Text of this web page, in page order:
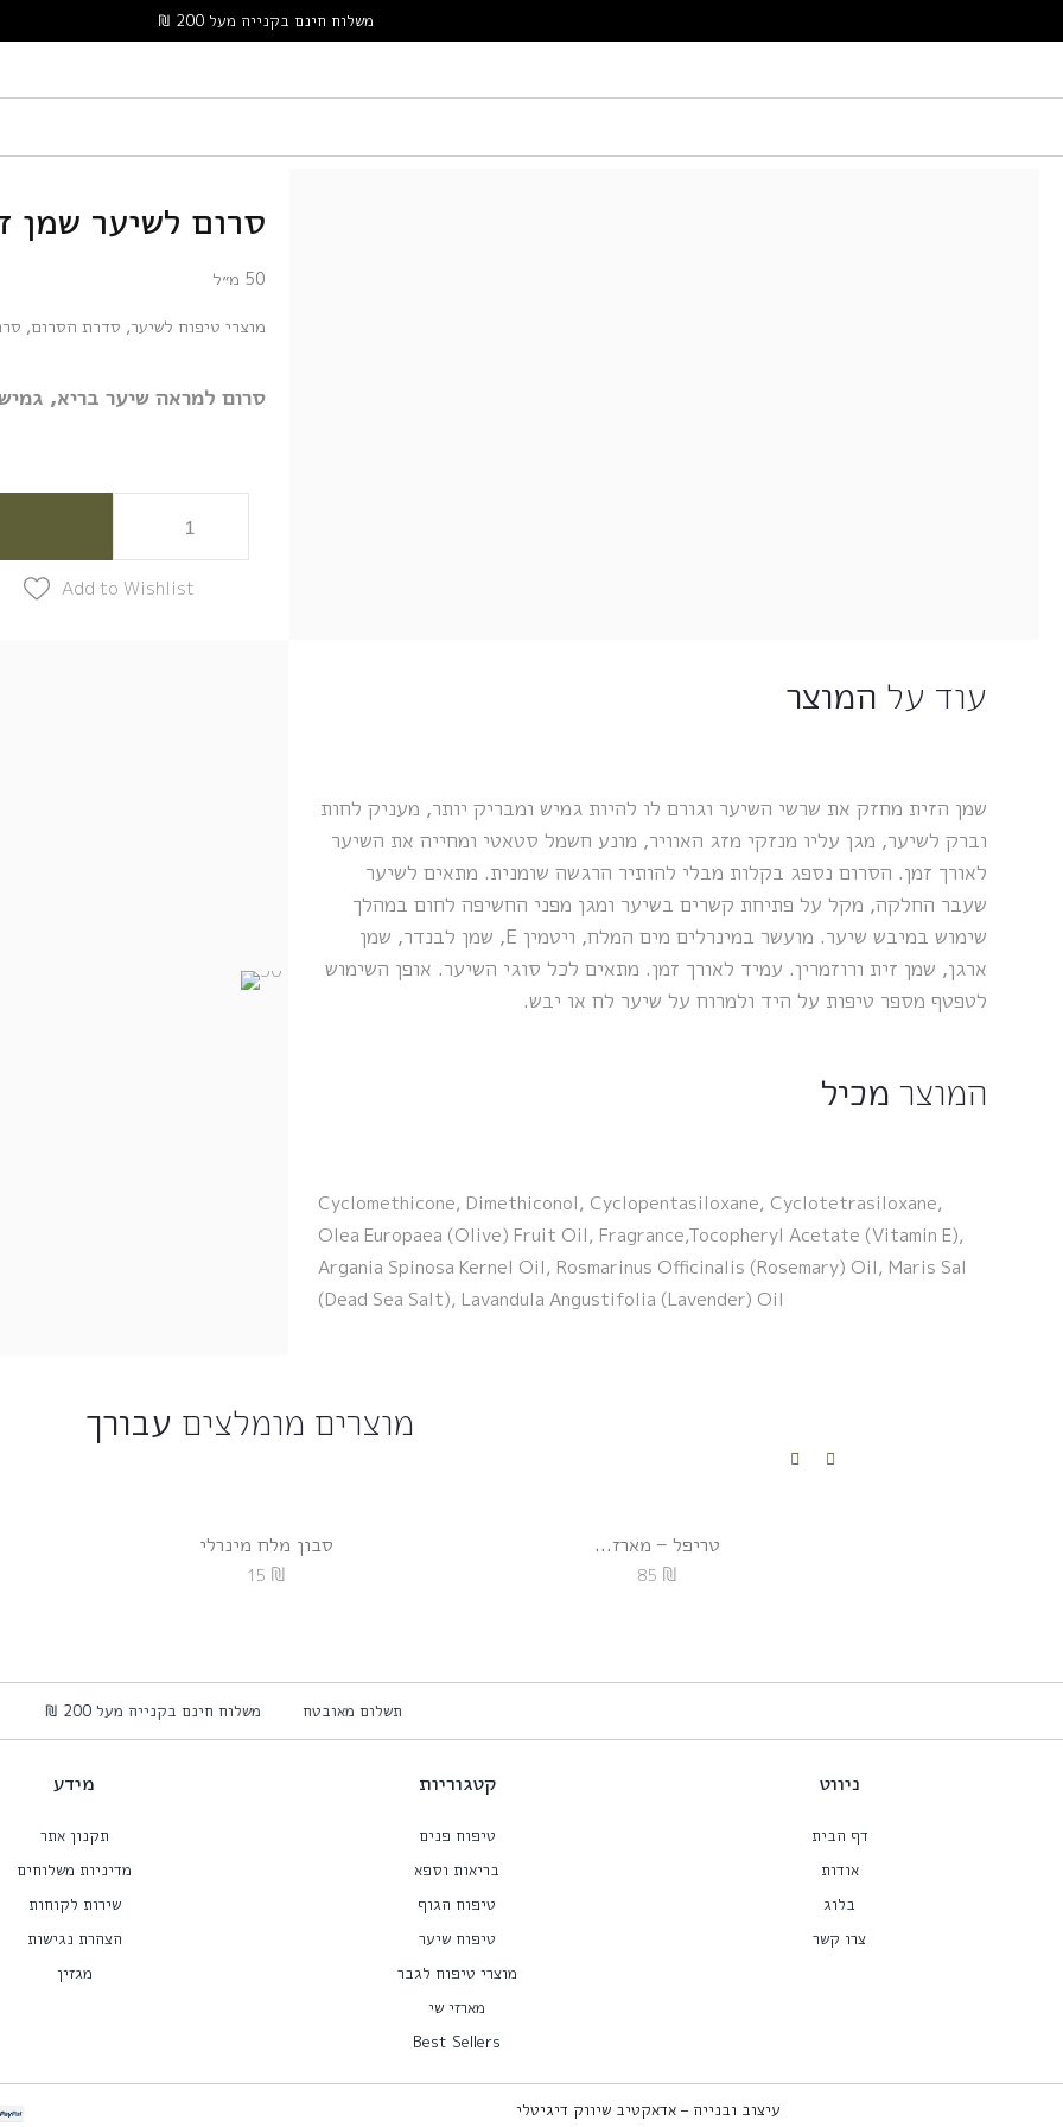
משלוח חינם בקנייה מעל 200 ₪
סרום לשיער שמן
50 מ״ל
מוצרי טיפוח לשיער, סדרת הסרום,
סרום למראה שיער בריא,
Add to Wishlist
עוד על המוצר
שמן הזית מחזק את שרשי השיער וגורם לו להיות גמיש ומבריק יותר, מעניק לחות
וברק לשיער, מגן עליו מנזקי מזג האוויר, מונע חשמל סטאטי ומחייה את השיער
לאורך זמן. הסרום נספג בקלות מבלי להותיר הרגשה שומנית. מתאים לשיער
שעבר החלקה, מקל על פתיחת קשרים בשיער ומגן מפני החשיפה לחום במהלך
שימוש במיבש שיער. מועשר במינרלים מים המלח, ויטמין E, שמן לבנדר, שמן
ארגן, שמן זית ורוזמרין. עמיד לאורך זמן. מתאים לכל סוגי השיער. אופן השימוש
לטפטף מספר טיפות על היד ולמרוח על שיער לח או יבש.
המוצר מכיל
Cyclomethicone, Dimethiconol, Cyclopentasiloxane, Cyclotetrasiloxane,
Olea Europaea (Olive) Fruit Oil, Fragrance,Tocopheryl Acetate (Vitamin E),
Argania Spinosa Kernel Oil, Rosmarinus Officinalis (Rosemary) Oil, Maris Sal
(Dead Sea Salt), Lavandula Angustifolia (Lavender) Oil
מוצרים מומלצים עבורך
טריפל – מארז...
85 ₪
סבון מלח מינרלי
15 ₪
תשלום מאובטח משלוח חינם בקנייה מעל 200 ₪
ניווט
דף הבית
אודות
בלוג
צרו קשר
קטגוריות
טיפוח פנים
בריאות וספא
טיפוח הגוף
טיפוח שיער
מוצרי טיפוח לגבר
מארזי שי
Best Sellers
מידע
תקנון אתר
מדיניות משלוחים
שירות לקוחות
הצהרת נגישות
מגזין
עיצוב ובנייה – אדאקטיב שיווק דיגיטלי